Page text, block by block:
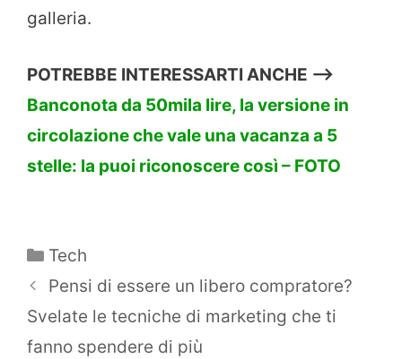
galleria.
POTREBBE INTERESSARTI ANCHE —>
Banconota da 50mila lire, la versione in
circolazione che vale una vacanza a 5
stelle: la puoi riconoscere così – FOTO
Categorie
Tech
Pensi di essere un libero compratore?
Svelate le tecniche di marketing che ti
fanno spendere di più